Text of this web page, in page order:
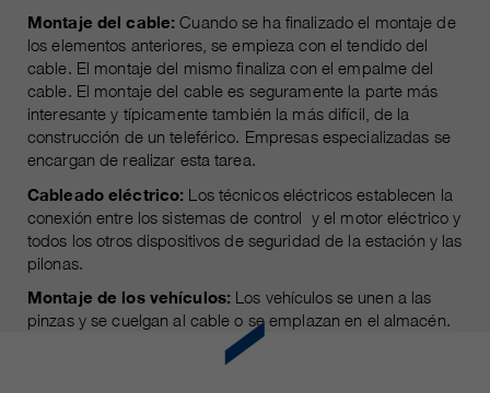
Montaje del cable: Cuando se ha finalizado el montaje de
los elementos anteriores, se empieza con el tendido del
cable. El montaje del mismo finaliza con el empalme del
cable. El montaje del cable es seguramente la parte más
interesante y típicamente también la más difícil, de la
construcción de un teleférico. Empresas especializadas se
encargan de realizar esta tarea.
Cableado eléctrico: Los técnicos eléctricos establecen la
conexión entre los sistemas de control y el motor eléctrico y
todos los otros dispositivos de seguridad de la estación y las
pilonas.
Montaje de los vehículos: Los vehículos se unen a las
pinzas y se cuelgan al cable o se emplazan en el almacén.